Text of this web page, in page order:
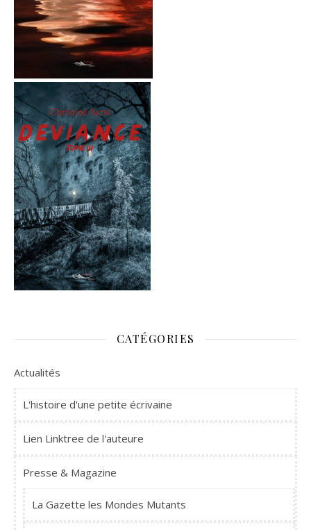
CATÉGORIES
Actualités
L'histoire d'une petite écrivaine
Lien Linktree de l'auteure
Presse & Magazine
La Gazette les Mondes Mutants